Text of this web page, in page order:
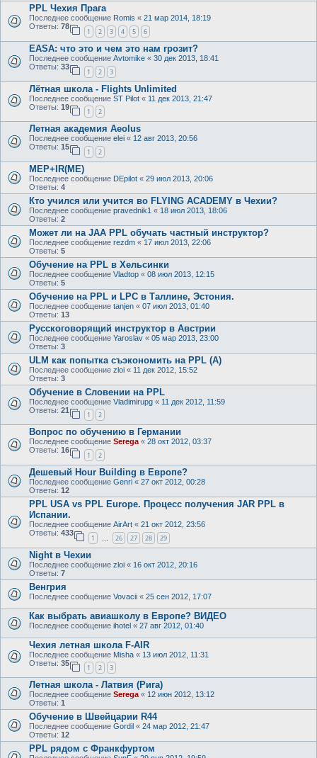
PPL Чехия Прага
Последнее сообщение Romis « 21 мар 2014, 18:19
Ответы: 78
1 2 3 4 5 6
EASA: что это и чем это нам грозит?
Последнее сообщение Avtomike « 30 дек 2013, 18:41
Ответы: 33
1 2 3
Лётная школа - Flights Unlimited
Последнее сообщение ST Pilot « 11 дек 2013, 21:47
Ответы: 19
1 2
Летная академия Aeolus
Последнее сообщение elei « 12 авг 2013, 20:56
Ответы: 15
1 2
MEP+IR(ME)
Последнее сообщение DEpilot « 29 июл 2013, 20:06
Ответы: 4
Кто учился или учится во FLYING ACADEMY в Чехии?
Последнее сообщение pravednik1 « 18 июл 2013, 18:06
Ответы: 2
Может ли на JAA PPL обучать частный инструктор?
Последнее сообщение rezdm « 17 июл 2013, 22:06
Ответы: 5
Обучение на PPL в Хельсинки
Последнее сообщение Vladtop « 08 июл 2013, 12:15
Ответы: 5
Обучение на PPL и LPC в Таллине, Эстония.
Последнее сообщение tanjen « 07 июл 2013, 01:40
Ответы: 13
Русскоговорящий инструктор в Австрии
Последнее сообщение Yaroslav « 05 мар 2013, 23:00
Ответы: 3
ULM как попытка съэкономить на PPL (A)
Последнее сообщение zloi « 11 дек 2012, 15:52
Ответы: 3
Обучение в Словении на PPL
Последнее сообщение Vladimirupg « 11 дек 2012, 11:59
Ответы: 21
1 2
Вопрос по обучению в Германии
Последнее сообщение Serega« 28 окт 2012, 03:37
Ответы: 16
1 2
Дешевый Hour Building в Европе?
Последнее сообщение Genri « 27 окт 2012, 00:28
Ответы: 12
PPL USA vs PPL Europe. Процесс получения JAR PPL в
Испании.
Последнее сообщение AirArt « 21 окт 2012, 23:56
Ответы: 433
1 … 26 27 28 29
Night в Чехии
Последнее сообщение zloi « 16 окт 2012, 20:16
Ответы: 7
Венгрия
Последнее сообщение Vovacii « 25 сен 2012, 17:07
Как выбрать авиашколу в Европе? ВИДЕО
Последнее сообщение ihotel « 27 авг 2012, 01:40
Чехия летная школа F-AIR
Последнее сообщение Misha « 13 июл 2012, 11:31
Ответы: 35
1 2 3
Летная школа - Латвия (Рига)
Последнее сообщение Serega « 12 июн 2012, 13:12
Ответы: 1
Обучение в Швейцарии R44
Последнее сообщение Gordil « 24 мар 2012, 21:47
Ответы: 12
PPL рядом с Франкфуртом